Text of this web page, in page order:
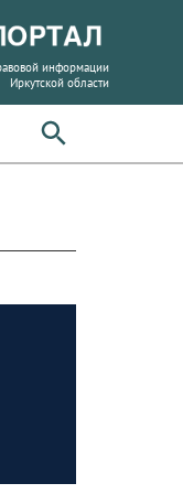
информации
Иркутской области